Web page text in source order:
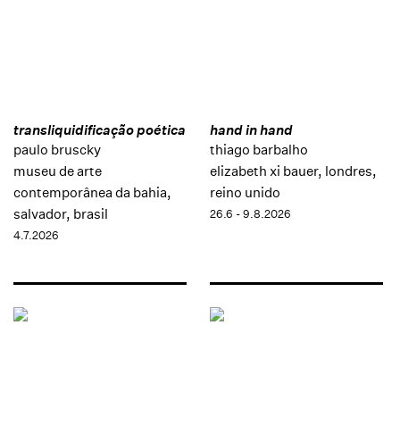
transliquidificação poética
paulo bruscky
museu de arte
contemporânea da bahia,
salvador, brasil
4.7.2026
hand in hand
thiago barbalho
elizabeth xi bauer, londres,
reino unido
26.6 - 9.8.2026